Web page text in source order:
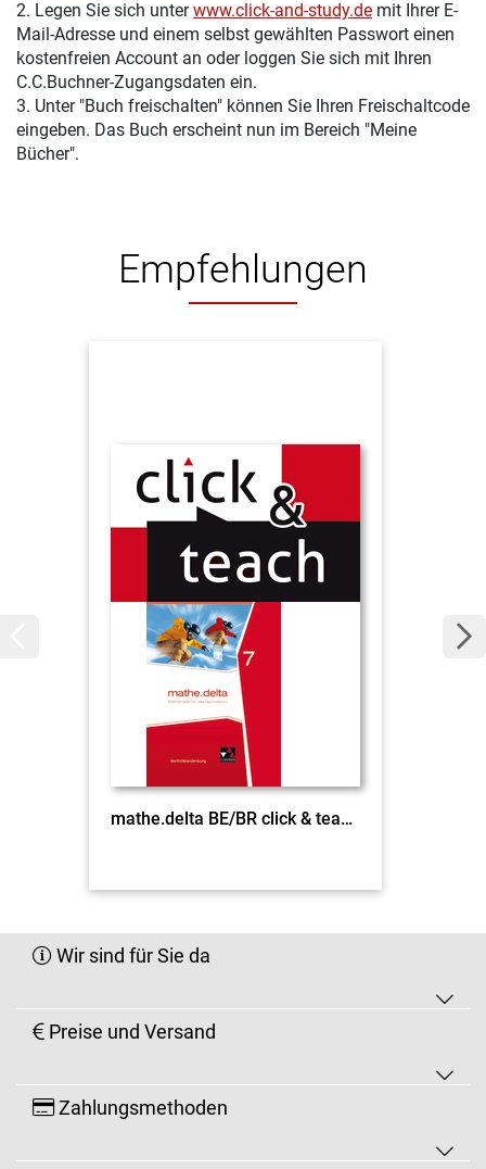
2. Legen Sie sich unterwww.click-and-study.de mit Ihrer E-
Mail-Adresse und einem selbst gewählten Passwort einen
kostenfreien Account an oder loggen Sie sich mit Ihren
C.C.Buchner-Zugangsdaten ein.
3. Unter "Buch freischalten" können Sie Ihren Freischaltcode
eingeben. Das Buch erscheint nun im Bereich "Meine
Bücher".
Empfehlungen
mathe.delta BE/BR click & teach 7 EL
Wir sind für Sie da
Preise und Versand
Zahlungsmethoden